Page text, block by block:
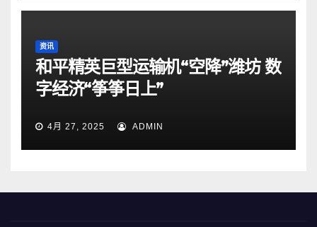
资讯
和平精英巨型运输机“空降”潍坊 数
字经济“筝筝日上”
4月 27, 2025 ADMIN